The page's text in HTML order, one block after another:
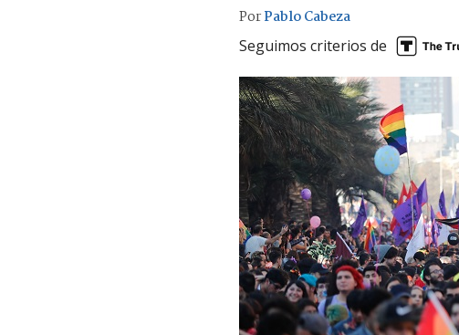
PorPablo Cabeza
Seguimos criterios de